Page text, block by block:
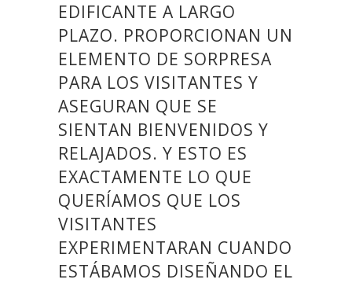
EDIFICANTE A LARGO
PLAZO. PROPORCIONAN UN
ELEMENTO DE SORPRESA
PARA LOS VISITANTES Y
ASEGURAN QUE SE
SIENTAN BIENVENIDOS Y
RELAJADOS. Y ESTO ES
EXACTAMENTE LO QUE
QUERÍAMOS QUE LOS
VISITANTES
EXPERIMENTARAN CUANDO
ESTÁBAMOS DISEÑANDO EL